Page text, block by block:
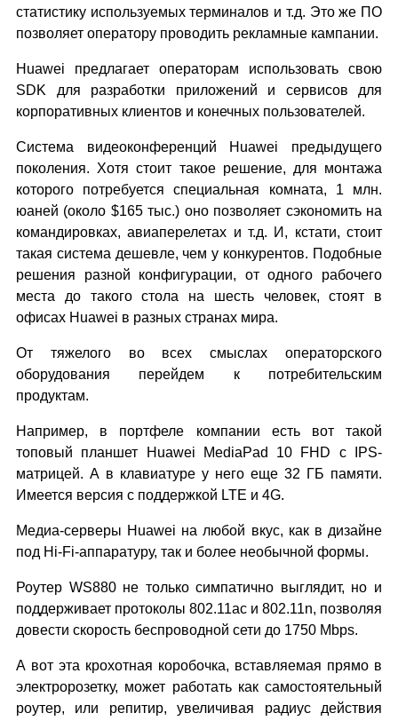
статистику используемых терминалов и т.д. Это же ПО
позволяет оператору проводить рекламные кампании.
Huawei предлагает операторам использовать свою
SDK для разработки приложений и сервисов для
корпоративных клиентов и конечных пользователей.
Система видеоконференций Huawei предыдущего
поколения. Хотя стоит такое решение, для монтажа
которого потребуется специальная комната, 1 млн.
юаней (около $165 тыс.) оно позволяет сэкономить на
командировках, авиаперелетах и т.д. И, кстати, стоит
такая система дешевле, чем у конкурентов. Подобные
решения разной конфигурации, от одного рабочего
места до такого стола на шесть человек, стоят в
офисах Huawei в разных странах мира.
От тяжелого во всех смыслах операторского
оборудования перейдем к потребительским
продуктам.
Например, в портфеле компании есть вот такой
топовый планшет Huawei MediaPad 10 FHD с IPS-
матрицей. А в клавиатуре у него еще 32 ГБ памяти.
Имеется версия с поддержкой LTE и 4G.
Медиа-серверы Huawei на любой вкус, как в дизайне
под Hi-Fi-аппаратуру, так и более необычной формы.
Роутер WS880 не только симпатично выглядит, но и
поддерживает протоколы 802.11ac и 802.11n, позволяя
довести скорость беспроводной сети до 1750 Mbps.
А вот эта крохотная коробочка, вставляемая прямо в
электророзетку, может работать как самостоятельный
роутер, или репитир, увеличивая радиус действия